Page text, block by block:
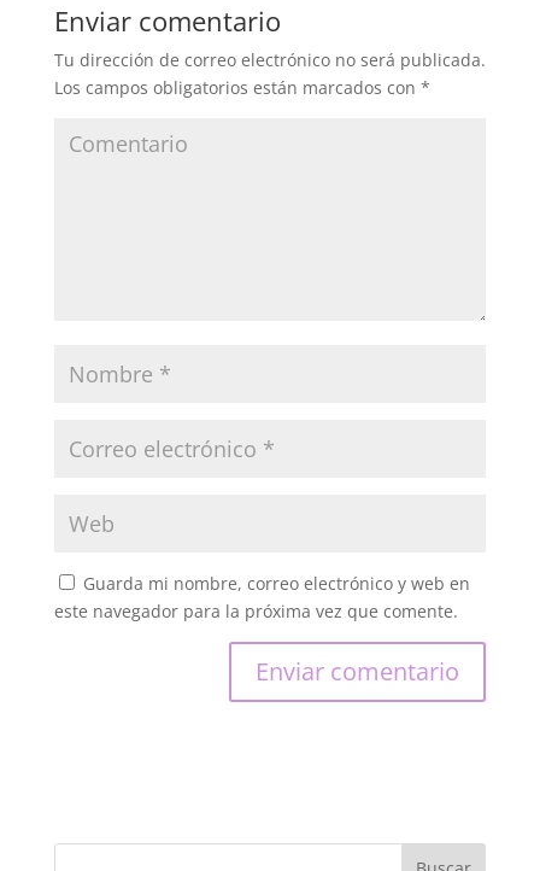
Enviar comentario
Tu dirección de correo electrónico no será publicada.
Los campos obligatorios están marcados con *
Guarda mi nombre, correo electrónico y web en
este navegador para la próxima vez que comente.